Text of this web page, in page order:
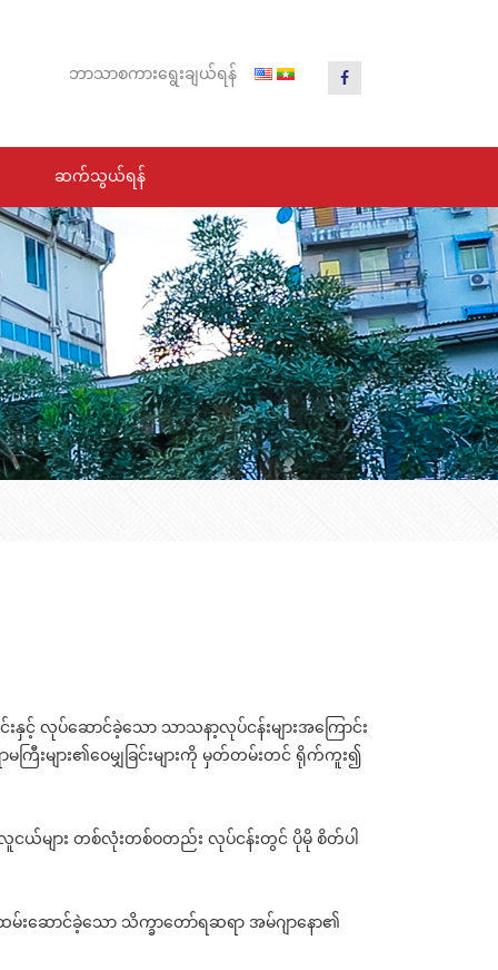
ဘာသာစကားရွေးချယ်ရန်
ဆက်သွယ်ရန်
နှင့် လုပ်ဆောင်ခဲ့သော သာသနာ့လုပ်ငန်းများအကြောင်း
များ၏ဝေမျှခြင်းများကို မှတ်တမ်းတင် ရိုက်ကူး၍
ယ်များ တစ်လုံးတစ်ဝတည်း လုပ်ငန်းတွင် ပိုမို စိတ်ပါ
းဆောင်ခဲ့သော သိက္ခာတော်ရဆရာ အမ်ဂျာနော၏